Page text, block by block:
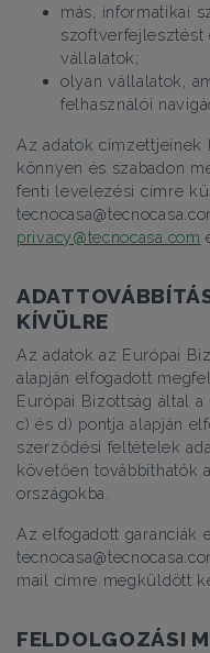
más, informatikai
szoftverfejlesztést
vállalatok;
olyan vállalatok,
felhasználói
Az adatok címzettjeinek
könnyen és szabadon
fenti levelezési címre
privacy@tecnocasa.com
KÍVÜLRE
Az adatok az Európai
alapján elfogadott
Európai Bizottság által
c) és d) pontja alapján
szerződési feltételek
követően továbbíthatók
országokba.
Az elfogadott garanciák
mail címre megküldött
FELDOLGOZÁSI